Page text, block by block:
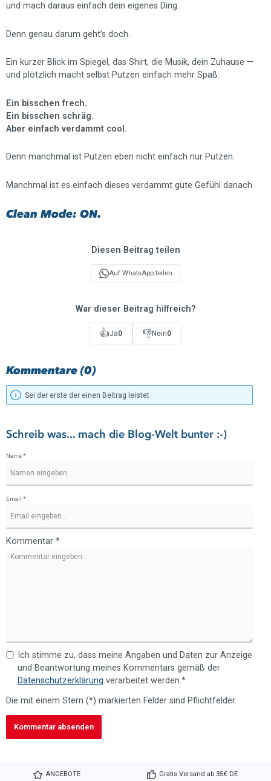
und mach daraus einfach dein eigenes Ding.
Denn genau darum geht’s doch.
Ein kurzer Blick im Spiegel, das Shirt, die Musik, dein Zuhause —
und plötzlich macht selbst Putzen einfach mehr Spaß.
Ein bisschen frech.
Ein bisschen schräg.
Aber einfach verdammt cool.
Denn manchmal ist Putzen eben nicht einfach nur Putzen.
Manchmal ist es einfach dieses verdammt gute Gefühl danach.
Clean Mode: ON.
Diesen Beitrag teilen
Auf WhatsApp teilen
War dieser Beitrag hilfreich?
👍Ja0 👎Nein0
Kommentare (0)
Sei der erste der einen Beitrag leistet
Schreib was... mach die Blog-Welt bunter :-)
Name *
Email *
Kommentar *
Ich stimme zu, dass meine Angaben und Daten zur Anzeige
und Beantwortung meines Kommentars gemäß der
Datenschutzerklärung verarbeitet werden.*
Die mit einem Stern (*) markierten Felder sind Pflichtfelder.
Kommentar absenden
ANGEBOTE Gratis Versand ab 35€ DE